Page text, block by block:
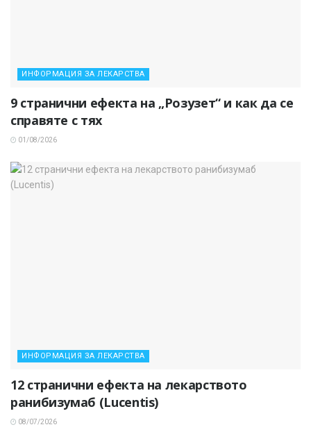
ИНФОРМАЦИЯ ЗА ЛЕКАРСТВА
9 странични ефекта на „Розузет“ и как да се
справяте с тях
01/08/2026
ИНФОРМАЦИЯ ЗА ЛЕКАРСТВА
12 странични ефекта на лекарството
ранибизумаб (Lucentis)
08/07/2026